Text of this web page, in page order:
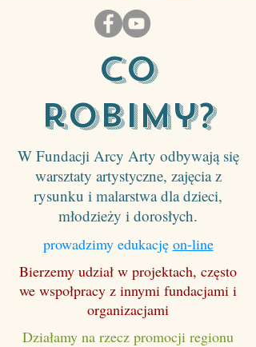
co
robimy?
W Fundacji Arcy Arty odbywają się
warsztaty artystyczne, zajęcia z
rysunku i malarstwa dla dzieci,
młodzieży i dorosłych.
prowadzimy edukację on-line
Bierzemy udział w projektach, często
we wspołpracy z innymi fundacjami i
organizacjami
Działamy na rzecz promocji regionu